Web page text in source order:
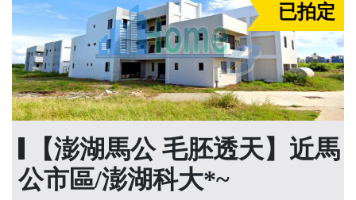
已拍定
【澎湖馬公 毛胚透天】近馬
公市區/澎湖科大*~